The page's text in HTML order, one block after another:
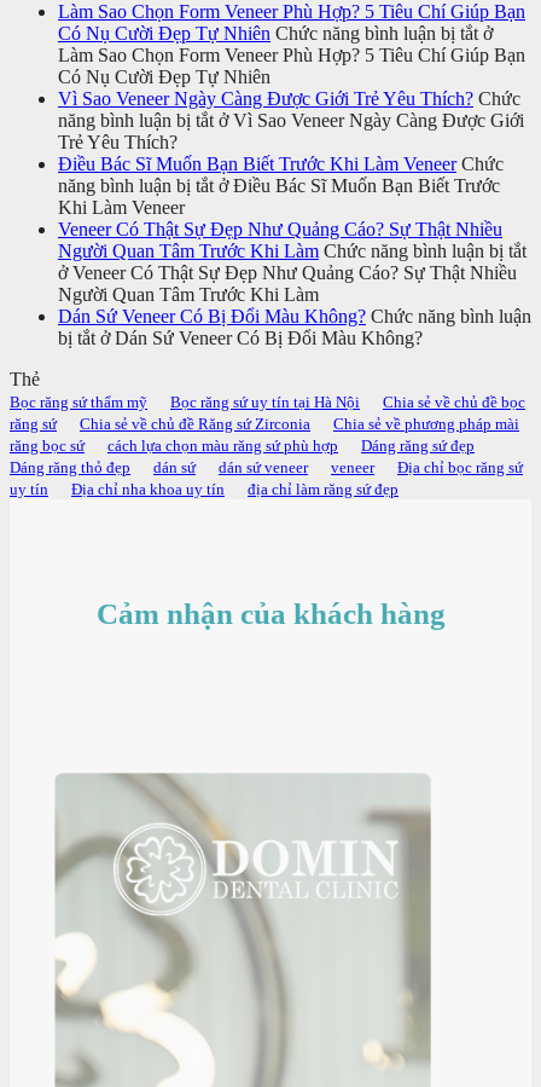
Làm Sao Chọn Form Veneer Phù Hợp? 5 Tiêu Chí Giúp Bạn
Có Nụ Cười Đẹp Tự Nhiên Chức năng bình luận bị tắtở
Làm Sao Chọn Form Veneer Phù Hợp? 5 Tiêu Chí Giúp Bạn
Có Nụ Cười Đẹp Tự Nhiên
Vì Sao Veneer Ngày Càng Được Giới Trẻ Yêu Thích? Chức
năng bình luận bị tắtở Vì Sao Veneer Ngày Càng Được Giới
Trẻ Yêu Thích?
Điều Bác Sĩ Muốn Bạn Biết Trước Khi Làm Veneer Chức
năng bình luận bị tắtở Điều Bác Sĩ Muốn Bạn Biết Trước
Khi Làm Veneer
Veneer Có Thật Sự Đẹp Như Quảng Cáo? Sự Thật Nhiều
Người Quan Tâm Trước Khi Làm Chức năng bình luận bị tắt
ở Veneer Có Thật Sự Đẹp Như Quảng Cáo? Sự Thật Nhiều
Người Quan Tâm Trước Khi Làm
Dán Sứ Veneer Có Bị Đổi Màu Không? Chức năng bình luận
bị tắtở Dán Sứ Veneer Có Bị Đổi Màu Không?
Thẻ
Bọc răng sứ thẩm mỹ Bọc răng sứ uy tín tại Hà Nội
Chia sẻ về chủ đề bọc
răng sứ
Chia sẻ về chủ đề Răng sứ Zirconia
Chia sẻ về phương pháp mài
răng bọc sứ
cách lựa chọn màu răng sứ phù hợp
Dáng răng sứ đẹp
Dáng răng thỏ đẹp
dán sứ dán sứ veneer veneer
Địa chỉ bọc răng sứ
uy tín
Địa chỉ nha khoa uy tín địa chỉ làm răng sứ đẹp
Cảm nhận của khách hàng